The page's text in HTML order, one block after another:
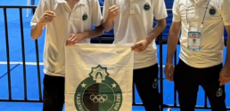
SPOR